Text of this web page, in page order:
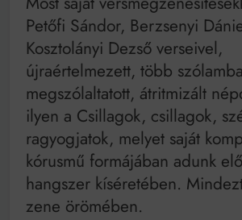
Petőfi Sándor, Berzsenyi
Kosztolányi Dezső verseivel,
újraértelmezett, több
megszólaltatott, átritmizált
ilyen a Csillagok, csillagok,
ragyogjatok, melyet saját
kórusmű formájában adunk
hangszer kíséretében.
zene örömében.